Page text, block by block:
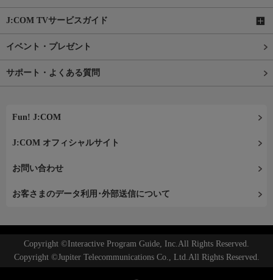
J:COM TVサービスガイド
イベント・プレゼント
サポート・よくある質問
Fun! J:COM
J:COM オフィシャルサイト
お問い合わせ
お客さまのデータ利用･外部送信について
Copyright ©Interactive Program Guide, Inc.All Rights Reserved.
Copyright ©Jupiter Telecommunications Co., Ltd.All Rights Reserved.